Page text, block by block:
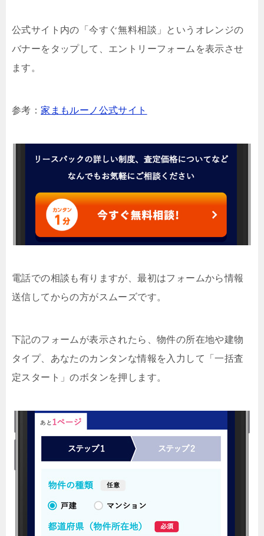
公式サイト内の「今すぐ無料相談」というオレンジの
バナーをタップして、エントリーフォームを表示させ
ます。
参考：家まもルーノ公式サイト
電話での相談も有りますが、最初はフォームから情報
送信してからの方がスムーズです。
下記のフォームが表示されたら、物件の所在地や建物
タイプ、あなたのカンタンな情報を入力して「一括査
定スタート」のボタンを押します。